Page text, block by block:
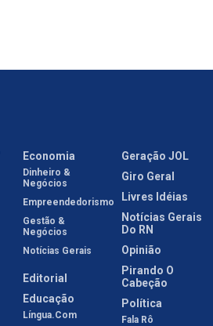
Economia
Dinheiro &
Negócios
Empreendedorismo
Gestão &
Negócios
Notícias Gerais
Editorial
Educação
Língua.com
Geração JOL
Giro Geral
Livres Idéias
Notícias Gerais
Do RN
Opinião
Pirando O
Cabeção
Política
Fala Rô